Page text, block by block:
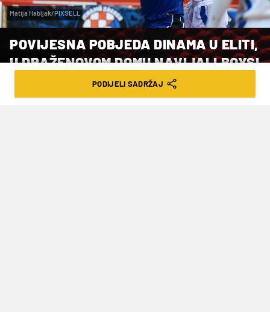
Matija Habljak/PIXSELL
POVIJESNA POBJEDA DINAMA U ELITI,
U DRAŽENOVOM DOMU NAVIJALI BOYSI
PODIJELI SADRŽAJ